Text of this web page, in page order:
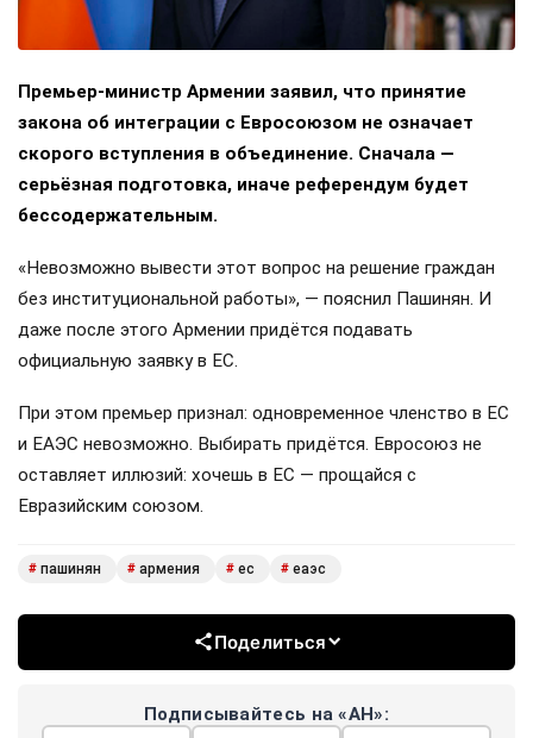
Премьер-министр Армении заявил, что принятие
закона об интеграции с Евросоюзом не означает
скорого вступления в объединение. Сначала —
серьёзная подготовка, иначе референдум будет
бессодержательным.
«Невозможно вывести этот вопрос на решение граждан
без институциональной работы», — пояснил Пашинян. И
даже после этого Армении придётся подавать
официальную заявку в ЕС.
При этом премьер признал: одновременное членство в ЕС
и ЕАЭС невозможно. Выбирать придётся. Евросоюз не
оставляет иллюзий: хочешь в ЕС — прощайся с
Евразийским союзом.
# пашинян # армения # ес # еаэс
Поделиться
Подписывайтесь на «АН»: